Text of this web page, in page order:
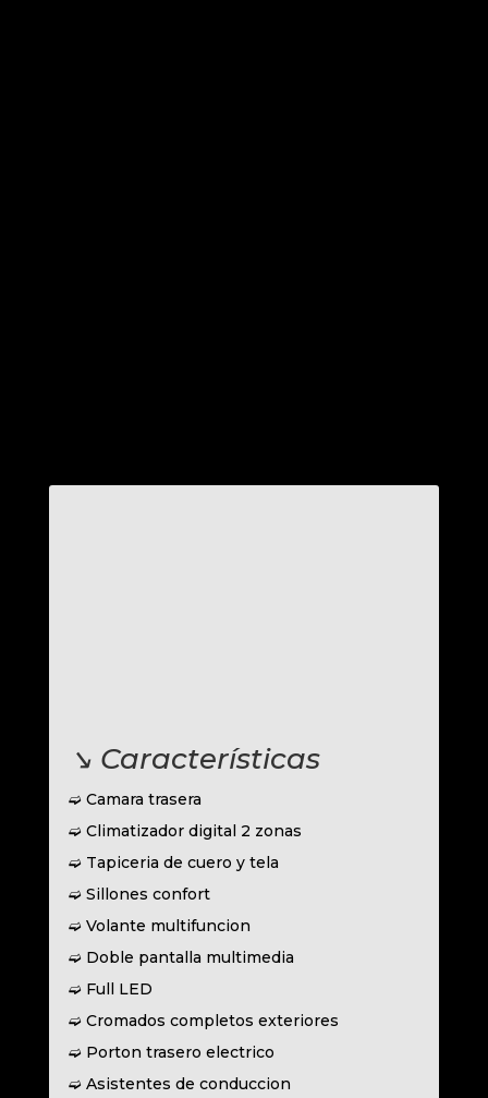
↘︎ Características
➫ Camara trasera
➫ Climatizador digital 2 zonas
➫ Tapiceria de cuero y tela
➫ Sillones confort
➫ Volante multifuncion
➫ Doble pantalla multimedia
➫ Full LED
➫ Cromados completos exteriores
➫ Porton trasero electrico
➫ Asistentes de conduccion